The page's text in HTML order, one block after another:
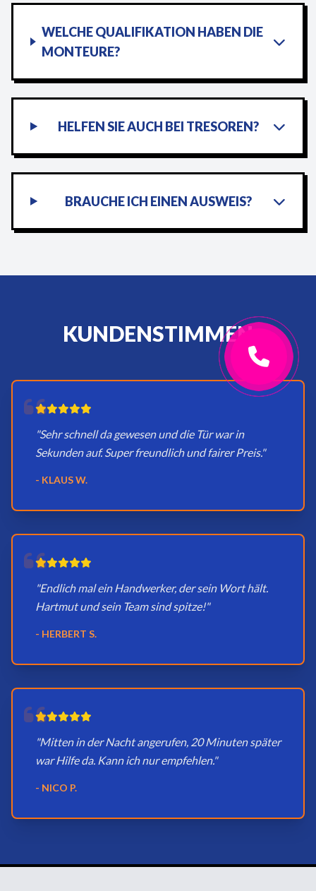
WELCHE QUALIFIKATION HABEN DIE
MONTEURE?
HELFEN SIE AUCH BEI TRESOREN?
BRAUCHE ICH EINEN AUSWEIS?
KUNDENSTIMMEN
"Sehr schnell da gewesen und die Tür war in
Sekunden auf. Super freundlich und fairer Preis."
- KLAUS W.
"Endlich mal ein Handwerker, der sein Wort hält.
Hartmut und sein Team sind spitze!"
- HERBERT S.
"Mitten in der Nacht angerufen, 20 Minuten später
war Hilfe da. Kann ich nur empfehlen."
- NICO P.